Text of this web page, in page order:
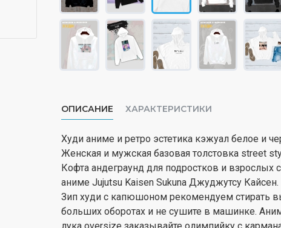
ОПИСАНИЕ ХАРАКТЕРИСТИКИ
Худи аниме и ретро эстетика кэжуал белое и
Женская и мужская базовая толстовка street
Кофта андеграунд для подростков и взрослых
аниме Jujutsu Kaisen Sukuna Джуджутсу Кайсен.
Зип худи с капюшоном рекомендуем стирать
больших оборотах и не сушите в машинке.